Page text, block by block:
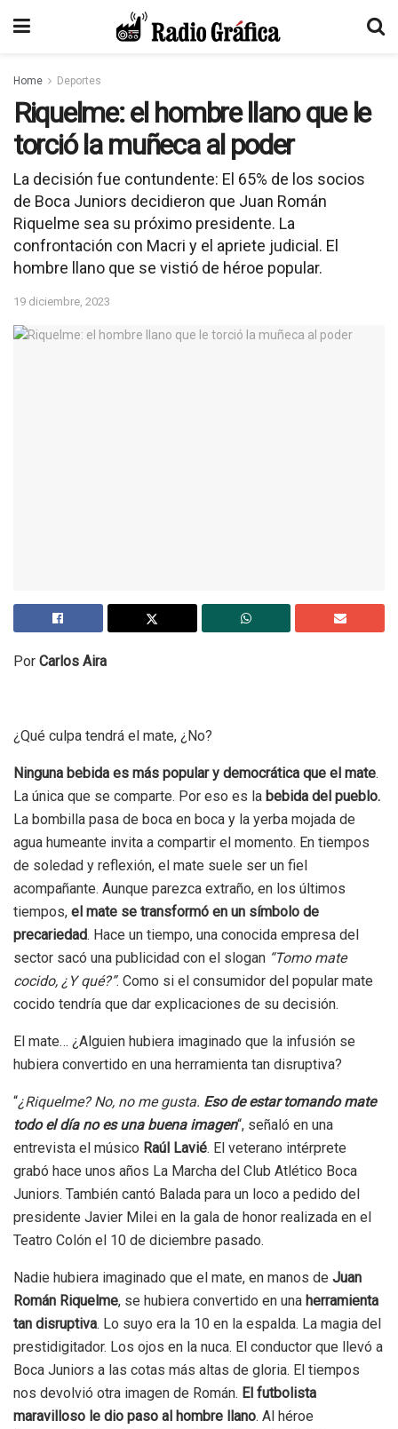
Home Deportes
Riquelme: el hombre llano que le
torció la muñeca al poder
La decisión fue contundente: El 65% de los socios
de Boca Juniors decidieron que Juan Román
Riquelme sea su próximo presidente. La
confrontación con Macri y el apriete judicial. El
hombre llano que se vistió de héroe popular.
19 diciembre, 2023
Por Carlos Aira
¿Qué culpa tendrá el mate, ¿No?
Ninguna bebida es más popular y democrática que el mate.
La única que se comparte. Por eso es la bebida del pueblo.
La bombilla pasa de boca en boca y la yerba mojada de
agua humeante invita a compartir el momento. En tiempos
de soledad y reflexión, el mate suele ser un fiel
acompañante. Aunque parezca extraño, en los últimos
tiempos, el mate se transformó en un símbolo de
precariedad. Hace un tiempo, una conocida empresa del
sector sacó una publicidad con el slogan “Tomo mate
cocido, ¿Y qué?”. Como si el consumidor del popular mate
cocido tendría que dar explicaciones de su decisión.
El mate… ¿Alguien hubiera imaginado que la infusión se
hubiera convertido en una herramienta tan disruptiva?
“¿Riquelme? No, no me gusta. Eso de estar tomando mate
todo el día no es una buena imagen“, señaló en una
entrevista el músico Raúl Lavié. El veterano intérprete
grabó hace unos años La Marcha del Club Atlético Boca
Juniors. También cantó Balada para un loco a pedido del
presidente Javier Milei en la gala de honor realizada en el
Teatro Colón el 10 de diciembre pasado.
Nadie hubiera imaginado que el mate, en manos de Juan
Román Riquelme, se hubiera convertido en una herramienta
tan disruptiva. Lo suyo era la 10 en la espalda. La magia del
prestidigitador. Los ojos en la nuca. El conductor que llevó a
Boca Juniors a las cotas más altas de gloria. El tiempos
nos devolvió otra imagen de Román. El futbolista
maravilloso le dio paso al hombre llano. Al héroe